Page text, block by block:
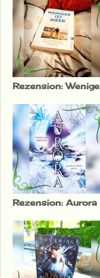
Rezension:
Rezension: